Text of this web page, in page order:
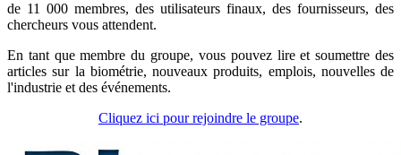
de 11 000 membres, des utilisateurs finaux, des fournisseurs, des
chercheurs vous attendent.
En tant que membre du groupe, vous pouvez lire et soumettre des
articles sur la biométrie, nouveaux produits, emplois, nouvelles de
l'industrie et des événements.
Cliquez ici pour rejoindre le groupe.